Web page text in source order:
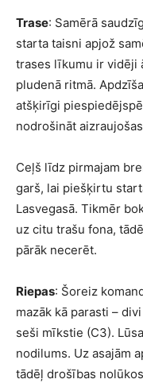
Trase: Samērā
starta taisni apjož
trases līkumu ir vidēji
pludenā ritmā.
atšķirīgi
nodrošināt
Ceļš līdz pirmajam
garš, lai piešķirtu
Lasvegasā. Tikmēr
uz citu trašu fona,
pārāk necerēt.
Riepas: Šoreiz
mazāk kā parasti –
seši mīkstie (C3).
nodilums. Uz asajām
tādēļ drošības